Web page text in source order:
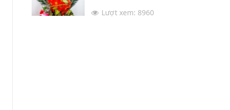
Lượt xem: 8960